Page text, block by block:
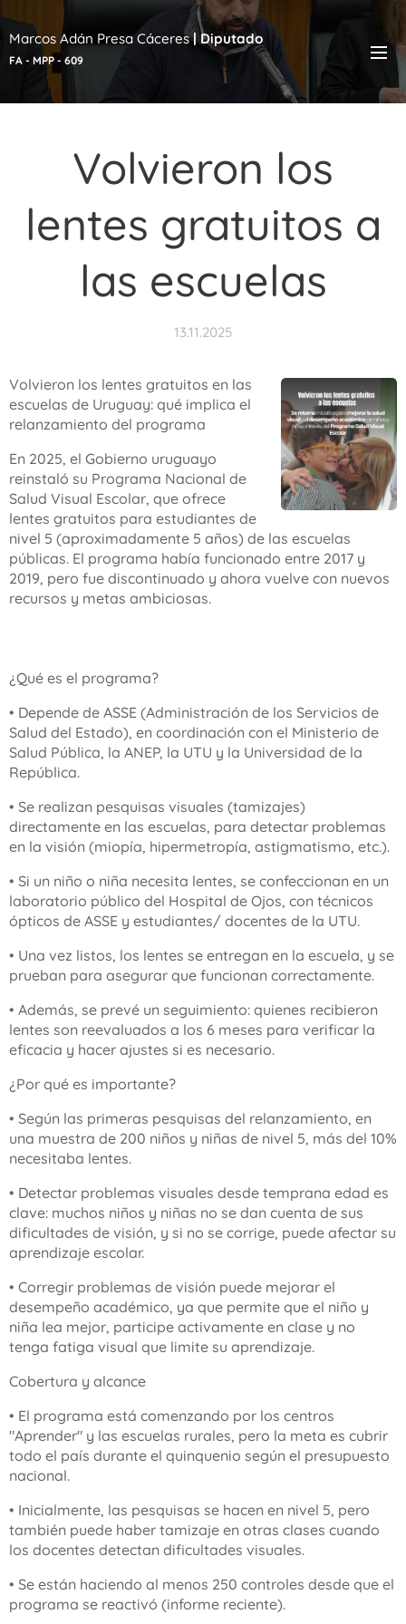
Marcos Adán Presa Cáceres|Diputado
FA - MPP - 609
Volvieron los
lentes gratuitos a
las escuelas
13.11.2025
Volvieron los lentes gratuitos en las
escuelas de Uruguay: qué implica el
relanzamiento del programa
En 2025, el Gobierno uruguayo
reinstaló su Programa Nacional de
Salud Visual Escolar, que ofrece
lentes gratuitos para estudiantes de
nivel 5 (aproximadamente 5 años) de las escuelas
públicas. El programa había funcionado entre 2017 y
2019, pero fue discontinuado y ahora vuelve con nuevos
recursos y metas ambiciosas.
¿Qué es el programa?
• Depende de ASSE (Administración de los Servicios de
Salud del Estado), en coordinación con el Ministerio de
Salud Pública, la ANEP, la UTU y la Universidad de la
República.
• Se realizan pesquisas visuales (tamizajes)
directamente en las escuelas, para detectar problemas
en la visión (miopía, hipermetropía, astigmatismo, etc.).
• Si un niño o niña necesita lentes, se confeccionan en un
laboratorio público del Hospital de Ojos, con técnicos
ópticos de ASSE y estudiantes/ docentes de la UTU.
• Una vez listos, los lentes se entregan en la escuela, y se
prueban para asegurar que funcionan correctamente.
• Además, se prevé un seguimiento: quienes recibieron
lentes son reevaluados a los 6 meses para verificar la
eficacia y hacer ajustes si es necesario.
¿Por qué es importante?
• Según las primeras pesquisas del relanzamiento, en
una muestra de 200 niños y niñas de nivel 5, más del 10%
necesitaba lentes.
• Detectar problemas visuales desde temprana edad es
clave: muchos niños y niñas no se dan cuenta de sus
dificultades de visión, y si no se corrige, puede afectar su
aprendizaje escolar.
• Corregir problemas de visión puede mejorar el
desempeño académico, ya que permite que el niño y
niña lea mejor, participe activamente en clase y no
tenga fatiga visual que limite su aprendizaje.
Cobertura y alcance
• El programa está comenzando por los centros
"Aprender" y las escuelas rurales, pero la meta es cubrir
todo el país durante el quinquenio según el presupuesto
nacional.
• Inicialmente, las pesquisas se hacen en nivel 5, pero
también puede haber tamizaje en otras clases cuando
los docentes detectan dificultades visuales.
• Se están haciendo al menos 250 controles desde que el
programa se reactivó (informe reciente).